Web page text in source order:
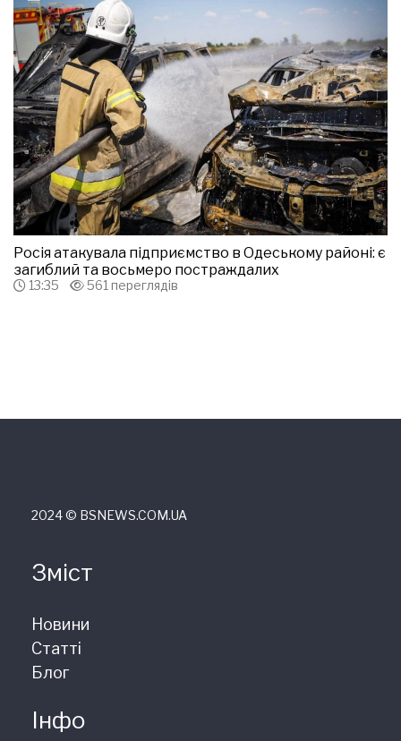
Росія атакувала підприємство в Одеському районі: є
загиблий та восьмеро постраждалих
13:35 561 переглядів
2024 © ВSNEWS.COM.UA
Зміст
Новини
Статті
Блог
Інфо